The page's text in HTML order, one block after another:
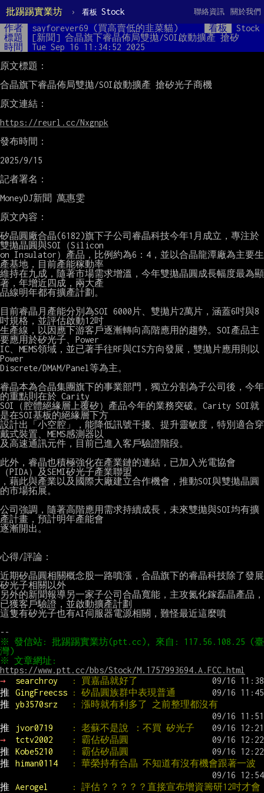
批踢踢實業坊 › 看板 Stock 關於我們
聯絡資訊
作者 sayforever69 (買高賣低的韭菜貓) 看板
Stock
標題
[新聞] 合晶旗下睿晶佈局雙拋/SOI啟動擴產 搶矽
時間
Tue Sep 16 11:34:52 2025
原文標題：
合晶旗下睿晶佈局雙拋/SOI啟動擴產 搶矽光子商機
原文連結：
https://reurl.cc/Nxgnpk
發布時間：
2025/9/15
記者署名：
MoneyDJ新聞 萬惠雯
原文內容：
矽晶圓廠合晶(6182)旗下子公司睿晶科技今年1月成立，專注於
雙拋晶圓與SOI（Silicon
on Insulator）產品，比例約為6：4，並以合晶龍潭廠為主要生
產基地，目前產能稼動率
維持在九成，隨著市場需求增溫，今年雙拋晶圓成長幅度最為顯
著，年增近四成，兩大產
品線明年都有擴產計劃。
目前睿晶月產能分別為SOI 6000片、雙拋片2萬片，涵蓋6吋與8
吋規格，並評估啟動12吋
生產線，以因應下游客戶逐漸轉向高階應用的趨勢。SOI產品主
要應用於矽光子、Power
IC、MEMS領域，並已著手往RF與CIS方向發展，雙拋片應用則以
Power
Discrete/DMAM/Panel等為主。
睿晶本為合晶集團旗下的事業部門，獨立分割為子公司後，今年
的重點則在於 Carity
SOI（腔體絕緣層上覆矽）產品今年的業務突破。Carity SOI就
是在SOI基板的絕緣層下方
設計出「小空腔」，能降低訊號干擾、提升靈敏度，特別適合穿
戴式裝置、MEMS感測器以
及高速通訊元件，目前已進入客戶驗證階段。
此外，睿晶也積極強化在產業鏈的連結，已加入光電協會
（PIDA）及SEMI矽光子產業聯盟
，藉此與產業以及國際大廠建立合作機會，推動SOI與雙拋晶圓
的市場拓展。
公司強調，隨著高階應用需求持續成長，未來雙拋與SOI均有擴
產計畫，預計明年產能會
逐漸開出。
心得/評論：
近期矽晶圓相關概念股一路噴漲，合晶旗下的睿晶科技除了發展
矽光子相關以外
另外的新聞報導另一家子公司合晶寬能，主攻氮化鎵磊晶產品，
已獲客戶驗證，並啟動擴產計劃
這隻有矽光子也有AI伺服器電源相關，難怪最近這麼噴
※ 發信站: 批踢踢實業坊(ptt.cc), 來自: 117.56.108.25 (臺
https://www.ptt.cc/bbs/Stock/M.1757993694.A.FCC.html
→
searchroy
: 買嘉晶就好了
推
GingFreecss
: 矽晶圓族群中表現普通
推
yb3570srz : 漲時就有利多了 之前整理都沒有
推 jvor0719
: 老蘇不是說 ：不買 矽光子
→
tctv2002
: 霸佔矽晶圓
推
Kobe5210
: 霸佔矽晶圓
推
himan0114 : 華榮持有合晶 不知道有沒有機會跟著一波
推 Aerogel : 評估？？？？？直接宣布增資籌研12吋才會